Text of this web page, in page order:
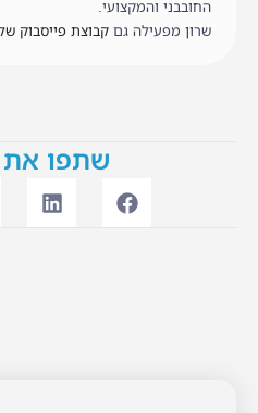
החובבני והמקצועי.
שרון מפעילה גם קבוצת פייסבוק
שתפו